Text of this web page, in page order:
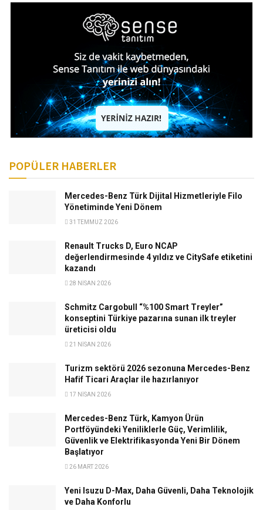
POPÜLER HABERLER
Mercedes-Benz Türk Dijital Hizmetleriyle Filo
Yönetiminde Yeni Dönem
31 TEMMUZ 2026
Renault Trucks D, Euro NCAP
değerlendirmesinde 4 yıldız ve CitySafe etiketini
kazandı
28 NISAN 2026
Schmitz Cargobull “%100 Smart Treyler”
konseptini Türkiye pazarına sunan ilk treyler
üreticisi oldu
21 NISAN 2026
Turizm sektörü 2026 sezonuna Mercedes-Benz
Hafif Ticari Araçlar ile hazırlanıyor
17 NISAN 2026
Mercedes-Benz Türk, Kamyon Ürün
Portföyündeki Yeniliklerle Güç, Verimlilik,
Güvenlik ve Elektrifikasyonda Yeni Bir Dönem
Başlatıyor
26 MART 2026
Yeni Isuzu D-Max, Daha Güvenli, Daha Teknolojik
ve Daha Konforlu